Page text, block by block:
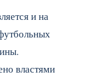
и на
властями